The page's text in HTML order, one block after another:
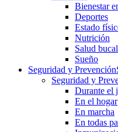
Bienestar
Deportes
Estado
Nutrición
Salud bucal
Sueño
Seguridad y Prevención
Seguridad y
Durante el
En el hogar
En marcha
En todas